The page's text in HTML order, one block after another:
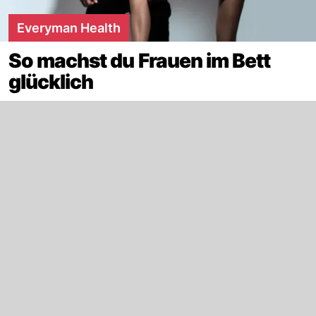
Everyman Health
So machst du Frauen im Bett
glücklich